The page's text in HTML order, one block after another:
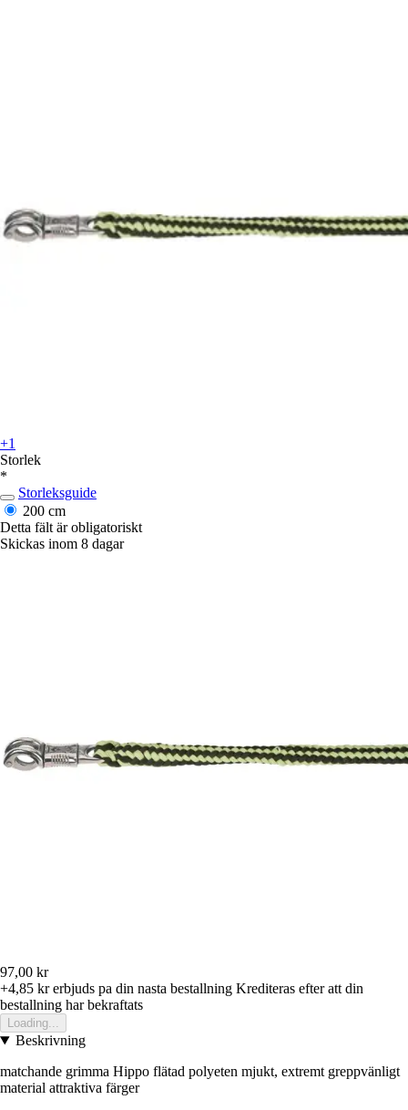
+1
Storlek
*
Storleksguide
200 cm
Detta fält är obligatoriskt
Skickas inom 8 dagar
97,00 kr
+4,85 krerbjuds pa din nasta bestallning Krediteras efter att din
bestallning har bekraftats
Loading...
Beskrivning
matchande grimma Hippo flätad polyeten mjukt, extremt greppvänligt
material attraktiva färger